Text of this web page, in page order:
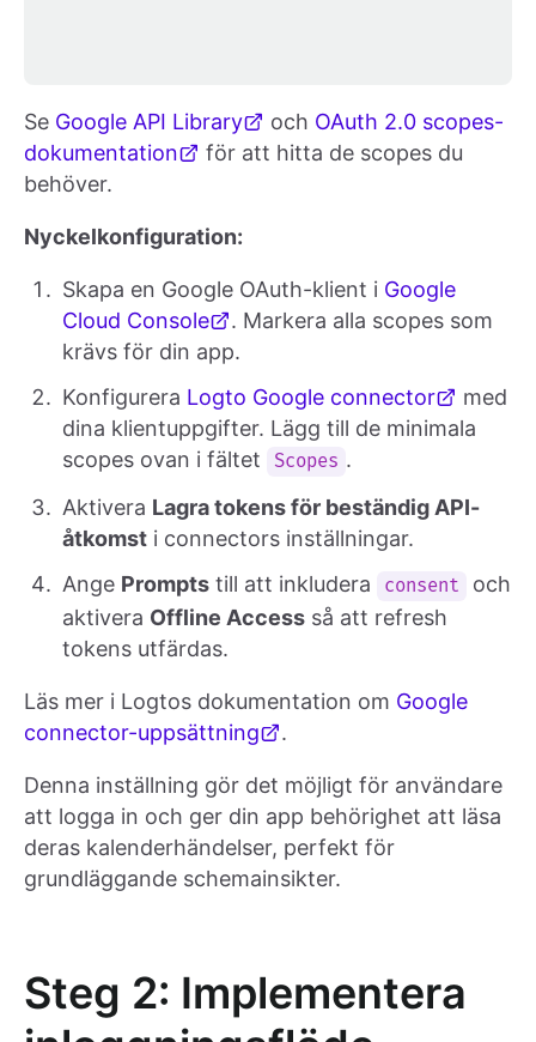
Se Google API Library och OAuth 2.0 scopes-
dokumentation
för att hitta de scopes du
behöver.
Nyckelkonfiguration:
Skapa en Google OAuth-klient i Google
Cloud Console
. Markera alla scopes som
krävs för din app.
Konfigurera Logto Google connector
med
dina klientuppgifter. Lägg till de minimala
scopes ovan i fältet
Scopes .
Aktivera Lagra tokens för beständig API-
åtkomst i connectors inställningar.
Ange Prompts till att inkludera consent
och
aktivera Offline Access så att refresh
tokens utfärdas.
Läs mer i Logtos dokumentation om Google
connector-uppsättning
.
Denna inställning gör det möjligt för användare
att logga in och ger din app behörighet att läsa
deras kalenderhändelser, perfekt för
grundläggande schemainsikter.
Steg 2: Implementera